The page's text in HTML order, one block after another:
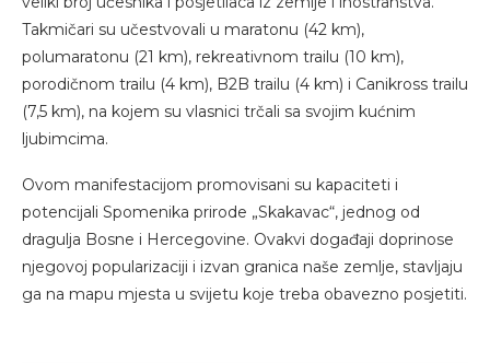
Takmičari su učestvovali u maratonu (42 km),
polumaratonu (21 km), rekreativnom trailu (10 km),
porodičnom trailu (4 km), B2B trailu (4 km) i Canikross trailu
(7,5 km), na kojem su vlasnici trčali sa svojim kućnim
ljubimcima.
Ovom manifestacijom promovisani su kapaciteti i
potencijali Spomenika prirode „Skakavac“, jednog od
dragulja Bosne i Hercegovine. Ovakvi događaji doprinose
njegovoj popularizaciji i izvan granica naše zemlje, stavljaju
ga na mapu mjesta u svijetu koje treba obavezno posjetiti.